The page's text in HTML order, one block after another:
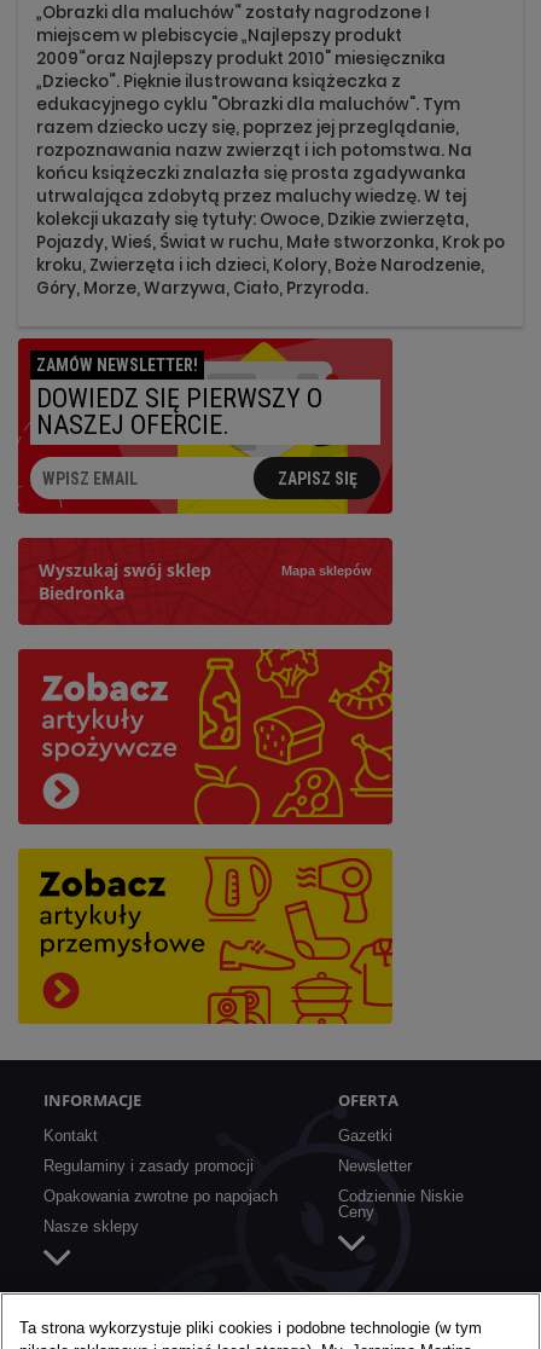
„Obrazki dla maluchów“ zostały nagrodzone I
miejscem w plebiscycie „Najlepszy produkt
2009“oraz Najlepszy produkt 2010" miesięcznika
„Dziecko“. Pięknie ilustrowana książeczka z
edukacyjnego cyklu "Obrazki dla maluchów". Tym
razem dziecko uczy się, poprzez jej przeglądanie,
rozpoznawania nazw zwierząt i ich potomstwa. Na
końcu książeczki znalazła się prosta zgadywanka
utrwalająca zdobytą przez maluchy wiedzę. W tej
kolekcji ukazały się tytuły: Owoce, Dzikie zwierzęta,
Pojazdy, Wieś, Świat w ruchu, Małe stworzonka, Krok po
kroku, Zwierzęta i ich dzieci, Kolory, Boże Narodzenie,
Góry, Morze, Warzywa, Ciało, Przyroda.
ZAMÓW NEWSLETTER!
DOWIEDZ SIĘ PIERWSZY O
NASZEJ OFERCIE.
ZAPISZ SIĘ
Wyszukaj swój sklep
Biedronka
Mapa sklepów
Szukaj
Najbliższy:
INFORMACJE
Kontakt
Regulaminy i zasady promocji
Opakowania zwrotne po napojach
Nasze sklepy
OFERTA
Gazetki
Newsletter
Codziennie Niskie
Ceny
SZYBKIE LINKI O BIEDRONCE
Ta strona wykorzystuje pliki cookies i podobne technologie (w tym